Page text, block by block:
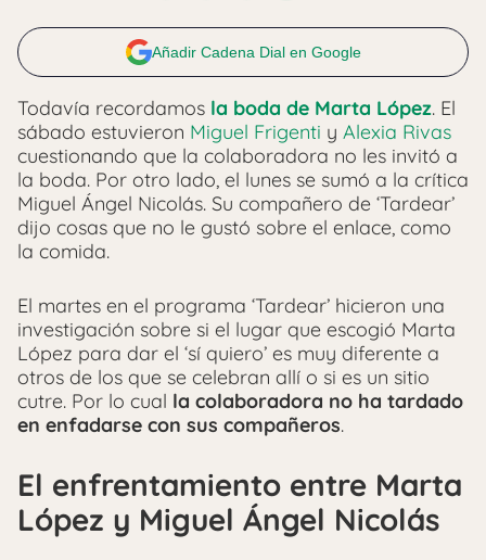
Añadir Cadena Dial en Google
Todavía recordamos la boda de Marta López. El
sábado estuvieron Miguel Frigenti y Alexia Rivas
cuestionando que la colaboradora no les invitó a
la boda. Por otro lado, el lunes se sumó a la crítica
Miguel Ángel Nicolás. Su compañero de ‘Tardear’
dijo cosas que no le gustó sobre el enlace, como
la comida.
El martes en el programa ‘Tardear’ hicieron una
investigación sobre si el lugar que escogió Marta
López para dar el ‘sí quiero’ es muy diferente a
otros de los que se celebran allí o si es un sitio
cutre. Por lo cual la colaboradora no ha tardado
en enfadarse con sus compañeros.
El enfrentamiento entre Marta
López y Miguel Ángel Nicolás